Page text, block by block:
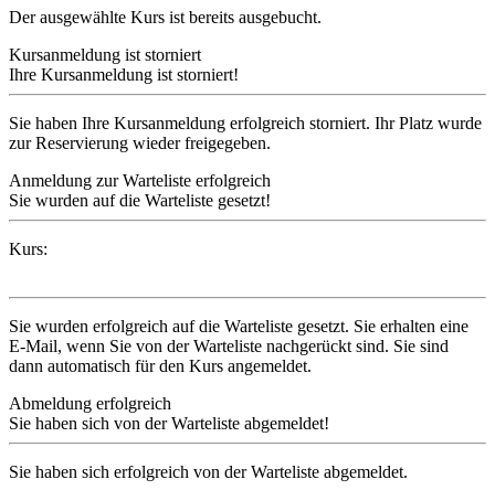
Der ausgewählte Kurs ist bereits ausgebucht.
Kursanmeldung ist storniert
Ihre Kursanmeldung ist storniert!
Sie haben Ihre Kursanmeldung erfolgreich storniert. Ihr Platz wurde
zur Reservierung wieder freigegeben.
Anmeldung zur Warteliste erfolgreich
Sie wurden auf die Warteliste gesetzt!
Kurs:
Sie wurden erfolgreich auf die Warteliste gesetzt. Sie erhalten eine
E-Mail, wenn Sie von der Warteliste nachgerückt sind. Sie sind
dann automatisch für den Kurs angemeldet.
Abmeldung erfolgreich
Sie haben sich von der Warteliste abgemeldet!
Sie haben sich erfolgreich von der Warteliste abgemeldet.